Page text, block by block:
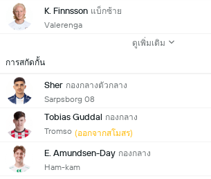
K. Finnsson แบ็กซ้าย
Valerenga
ดูเพิ่มเติม
การสกัดกั้น
Sher กองกลางตัวกลาง
Sarpsborg 08
Tobias Guddal กองกลาง
Tromso (ออกจากสโมสร)
E. Amundsen-Day กองกลาง
Ham-kam